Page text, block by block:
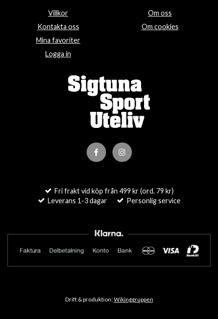
Villkor
Kontakta oss
Mina favoriter
Logga in
Om oss
Om cookies
Fri frakt vid köp från 499 kr (ord. 79 kr)
Leverans 1-3 dagar
Personlig service
Drift & produktion: Wikinggruppen